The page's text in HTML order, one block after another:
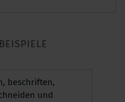
beschriften,
und